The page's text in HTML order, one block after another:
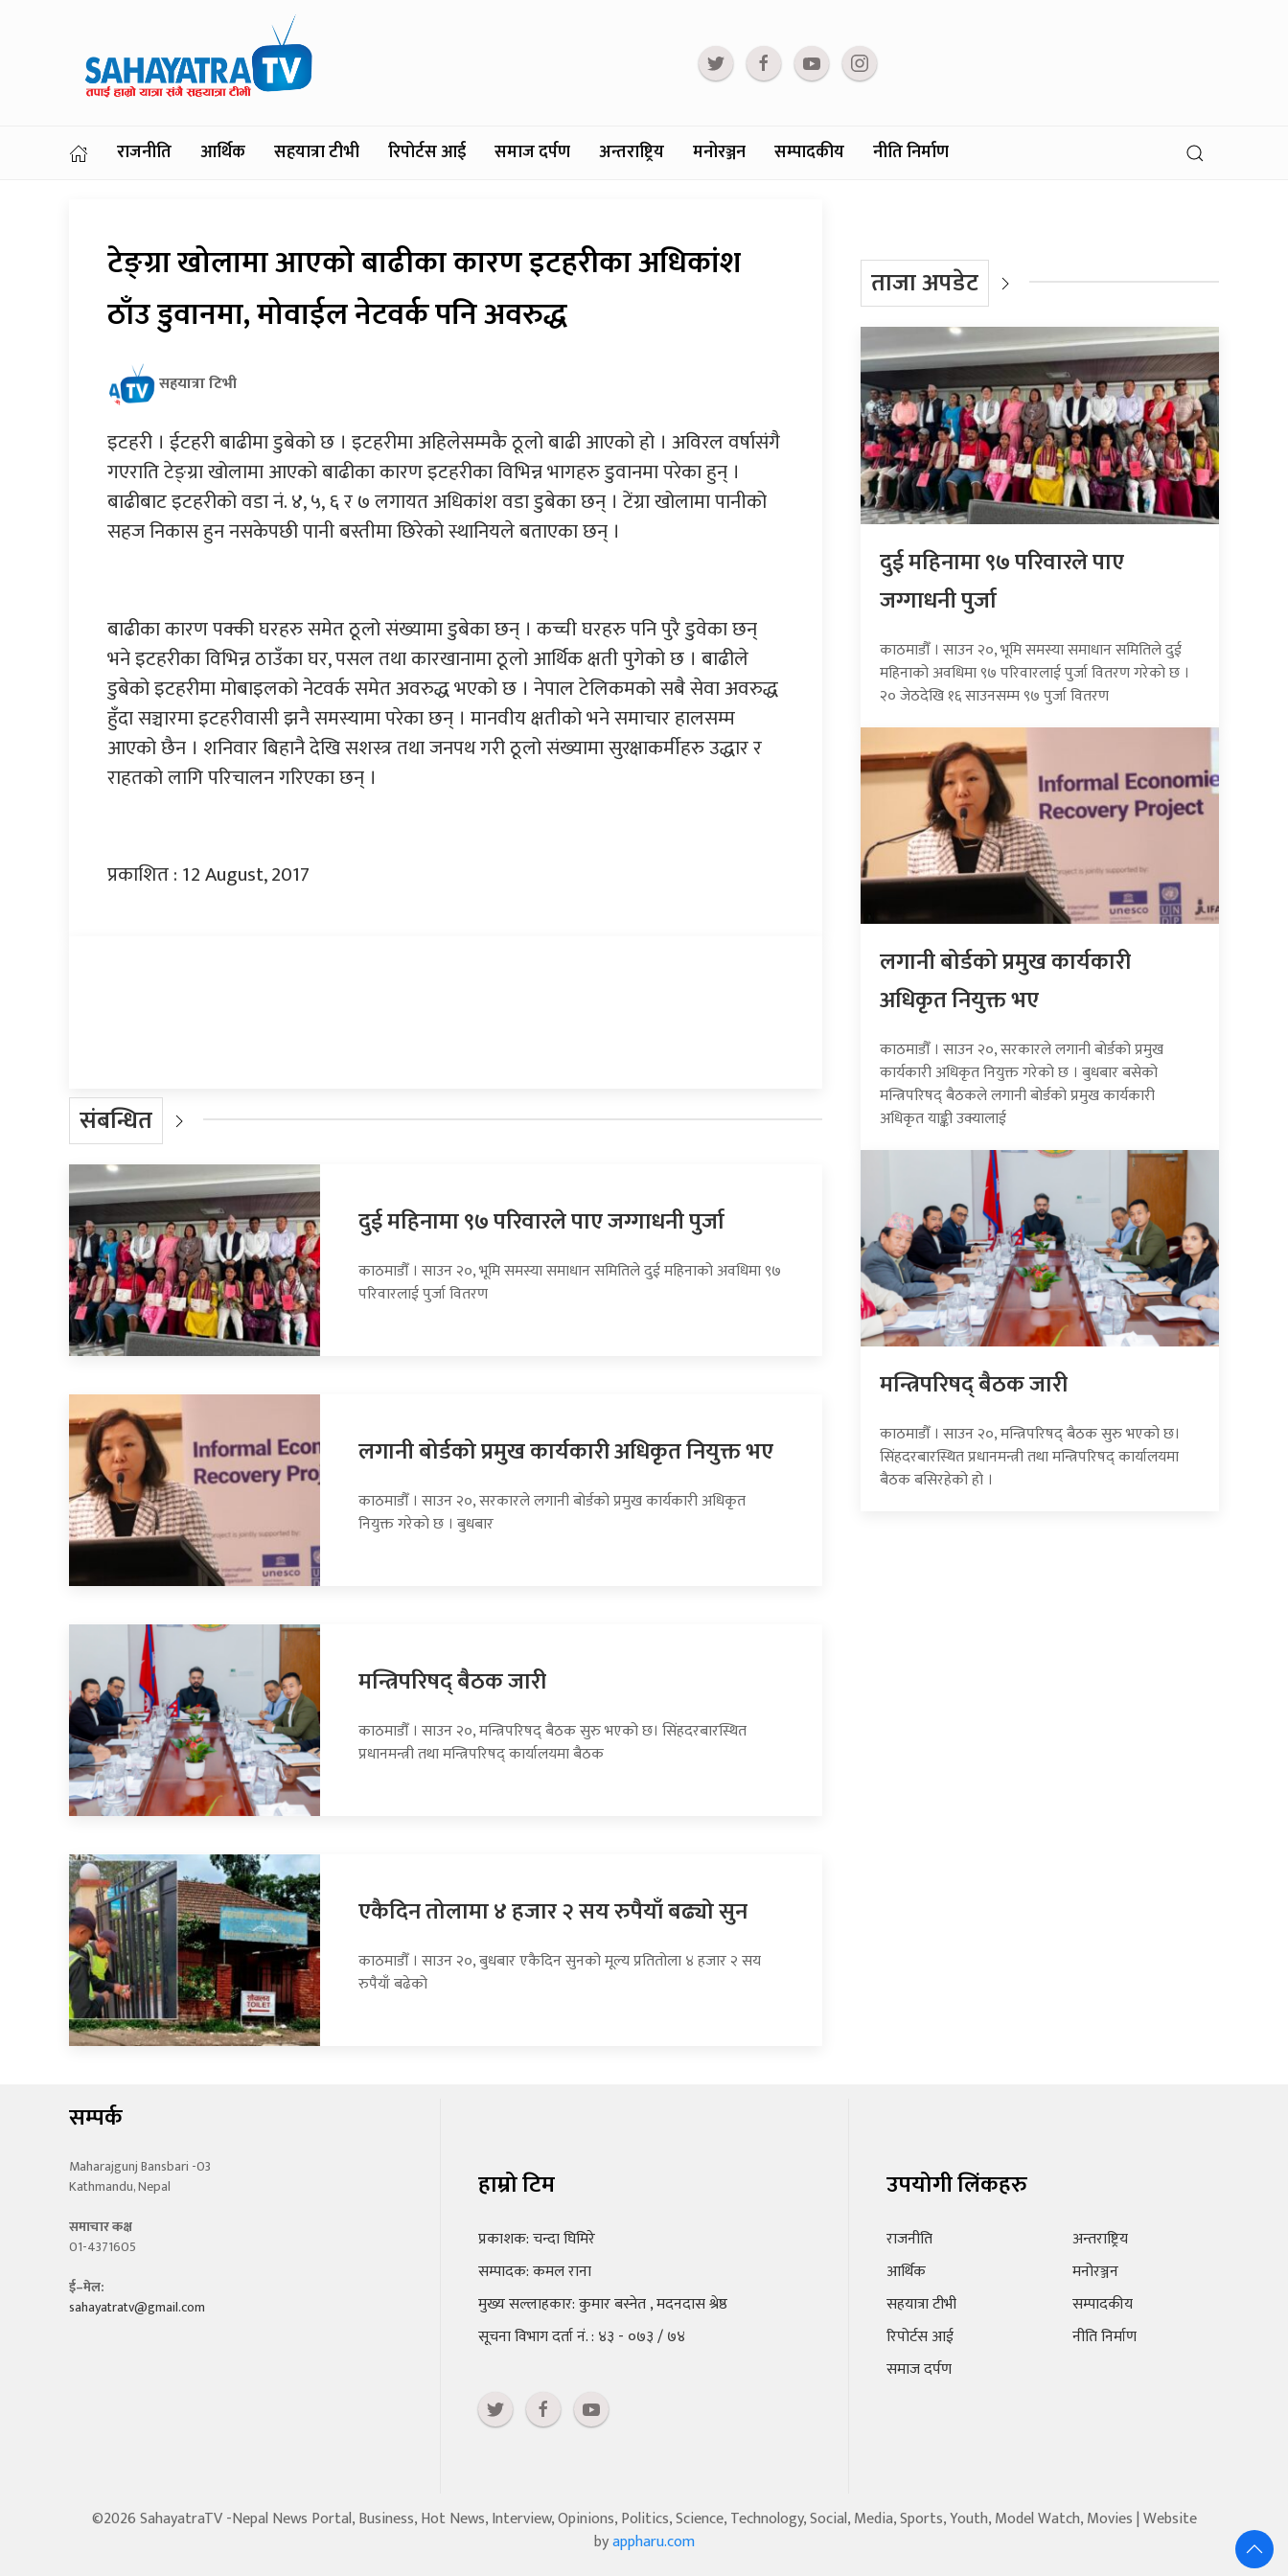
राजनीति आर्थिक सहयात्रा टीभी रिपोर्टस आई समाज दर्पण अन्तराष्ट्रिय मनोरञ्जन सम्पादकीय नीति निर्माण
टेङ्ग्रा खोलामा आएको बाढीका कारण इटहरीका अधिकांश
ठाँउ डुवानमा, मोवाईल नेटवर्क पनि अवरुद्ध
सहयात्रा टिभी
इटहरी । ईटहरी बाढीमा डुबेको छ । इटहरीमा अहिलेसम्मकै ठूलो बाढी आएको हो । अविरल वर्षासंगै
गएराति टेङ्ग्रा खोलामा आएको बाढीका कारण इटहरीका विभिन्न भागहरु डुवानमा परेका हुन् ।
बाढीबाट इटहरीको वडा नं. ४, ५, ६ र ७ लगायत अधिकांश वडा डुबेका छन् । टेंग्रा खोलामा पानीको
सहज निकास हुन नसकेपछी पानी बस्तीमा छिरेको स्थानियले बताएका छन् ।
बाढीका कारण पक्की घरहरु समेत ठूलो संख्यामा डुबेका छन् । कच्ची घरहरु पनि पुरै डुवेका छन्
भने इटहरीका विभिन्न ठाउँका घर, पसल तथा कारखानामा ठूलो आर्थिक क्षती पुगेको छ । बाढीले
डुबेको इटहरीमा मोबाइलको नेटवर्क समेत अवरुद्ध भएको छ । नेपाल टेलिकमको सबै सेवा अवरुद्ध
हुँदा सञ्चारमा इटहरीवासी झनै समस्यामा परेका छन् । मानवीय क्षतीको भने समाचार हालसम्म
आएको छैन । शनिवार बिहानै देखि सशस्त्र तथा जनपथ गरी ठूलो संख्यामा सुरक्षाकर्मीहरु उद्धार र
राहतको लागि परिचालन गरिएका छन् ।
प्रकाशित : 12 August, 2017
संबन्धित
दुई महिनामा ९७ परिवारले पाए जग्गाधनी पुर्जा
काठमाडौँ । साउन २०, भूमि समस्या समाधान समितिले दुई महिनाको अवधिमा ९७
परिवारलाई पुर्जा वितरण
लगानी बोर्डको प्रमुख कार्यकारी अधिकृत नियुक्त भए
काठमाडौँ । साउन २०, सरकारले लगानी बोर्डको प्रमुख कार्यकारी अधिकृत
नियुक्त गरेको छ । बुधबार
मन्त्रिपरिषद् बैठक जारी
काठमाडौँ । साउन २०, मन्त्रिपरिषद् बैठक सुरु भएको छ। सिंहदरबारस्थित
प्रधानमन्त्री तथा मन्त्रिपरिषद् कार्यालयमा बैठक
एकैदिन तोलामा ४ हजार २ सय रुपैयाँ बढ्यो सुन
काठमाडौँ । साउन २०, बुधबार एकैदिन सुनको मूल्य प्रतितोला ४ हजार २ सय
रुपैयाँ बढेको
ताजा अपडेट
दुई महिनामा ९७ परिवारले पाए
जग्गाधनी पुर्जा
काठमाडौँ । साउन २०, भूमि समस्या समाधान समितिले दुई
महिनाको अवधिमा ९७ परिवारलाई पुर्जा वितरण गरेको छ ।
२० जेठदेखि १६ साउनसम्म ९७ पुर्जा वितरण
लगानी बोर्डको प्रमुख कार्यकारी
अधिकृत नियुक्त भए
काठमाडौँ । साउन २०, सरकारले लगानी बोर्डको प्रमुख
कार्यकारी अधिकृत नियुक्त गरेको छ । बुधबार बसेको
मन्त्रिपरिषद् बैठकले लगानी बोर्डको प्रमुख कार्यकारी
अधिकृत याङ्की उक्यालाई
मन्त्रिपरिषद् बैठक जारी
काठमाडौँ । साउन २०, मन्त्रिपरिषद् बैठक सुरु भएको छ।
सिंहदरबारस्थित प्रधानमन्त्री तथा मन्त्रिपरिषद् कार्यालयमा
बैठक बसिरहेको हो ।
सम्पर्क
Maharajgunj Bansbari -03
Kathmandu, Nepal
समाचार कक्ष
01-4371605
ई–मेल:
sahayatratv@gmail.com
हाम्रो टिम
प्रकाशक: चन्दा घिमिरे
सम्पादक: कमल राना
मुख्य सल्लाहकार: कुमार बस्नेत , मदनदास श्रेष्ठ
सूचना विभाग दर्ता नं. : ४३ - ०७३ / ७४
उपयोगी लिंकहरु
राजनीति
आर्थिक
सहयात्रा टीभी
रिपोर्टस आई
समाज दर्पण
अन्तराष्ट्रिय
मनोरञ्जन
सम्पादकीय
नीति निर्माण
©2026 SahayatraTV -Nepal News Portal, Business, Hot News, Interview, Opinions, Politics, Science, Technology, Social, Media, Sports, Youth, Model Watch, Movies | Website
byappharu.com